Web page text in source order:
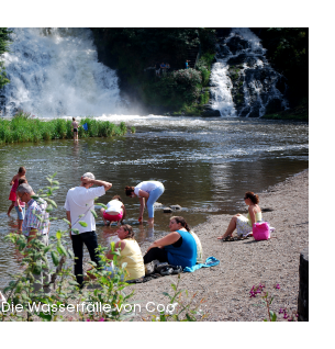
Die Wasserfälle von Coo